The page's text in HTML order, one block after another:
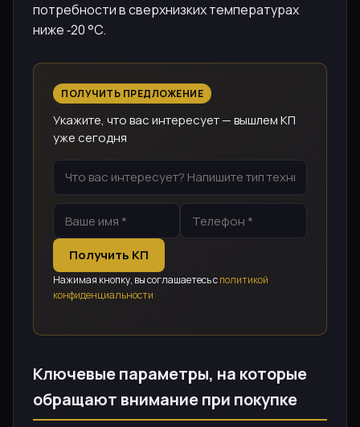
потребности в сверхнизких температурах
ниже ‑20 °C.
ПОЛУЧИТЬ ПРЕДЛОЖЕНИЕ
Укажите, что вас интересует — вышлем КП
уже сегодня
Получить КП
Нажимая кнопку, вы соглашаетесь сполитикой
конфиденциальности
Ключевые параметры, на которые
обращают внимание при покупке